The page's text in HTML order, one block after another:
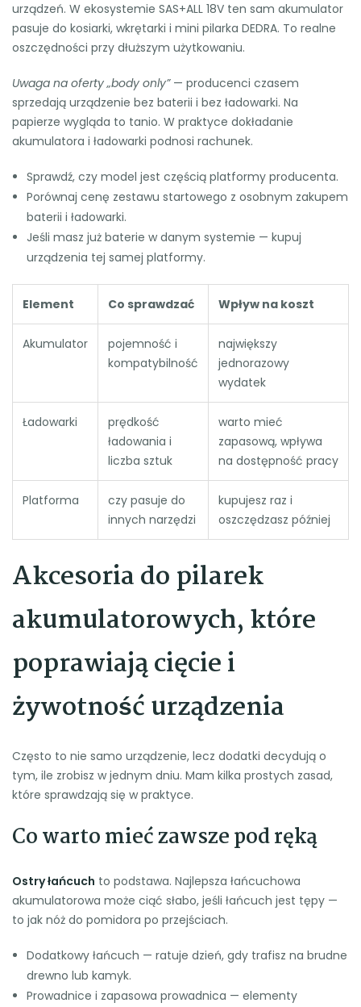
urządzeń. W ekosystemie SAS+ALL 18V ten sam akumulator
pasuje do kosiarki, wkrętarki i mini pilarka DEDRA. To realne
oszczędności przy dłuższym użytkowaniu.
Uwaga na oferty „body only”— producenci czasem
sprzedają urządzenie bez baterii i bez ładowarki. Na
papierze wygląda to tanio. W praktyce dokładanie
akumulatora i ładowarki podnosi rachunek.
Sprawdź, czy model jest częścią platformy producenta.
Porównaj cenę zestawu startowego z osobnym zakupem
baterii i ładowarki.
Jeśli masz już baterie w danym systemie — kupuj
urządzenia tej samej platformy.
Element Co sprawdzać Wpływ na koszt
Akumulator
pojemność i
kompatybilność
największy
jednorazowy
wydatek
Ładowarki
prędkość
ładowania i
liczba sztuk
warto mieć
zapasową, wpływa
na dostępność pracy
Platforma
czy pasuje do
innych narzędzi
kupujesz raz i
oszczędzasz później
Akcesoria do pilarek
akumulatorowych, które
poprawiają cięcie i
żywotność urządzenia
Często to nie samo urządzenie, lecz dodatki decydują o
tym, ile zrobisz w jednym dniu. Mam kilka prostych zasad,
które sprawdzają się w praktyce.
Co warto mieć zawsze pod ręką
Ostry łańcuch to podstawa. Najlepsza łańcuchowa
akumulatorowa może ciąć słabo, jeśli łańcuch jest tępy —
to jak nóż do pomidora po przejściach.
Dodatkowy łańcuch — ratuje dzień, gdy trafisz na brudne
drewno lub kamyk.
Prowadnice i zapasowa prowadnica — elementy